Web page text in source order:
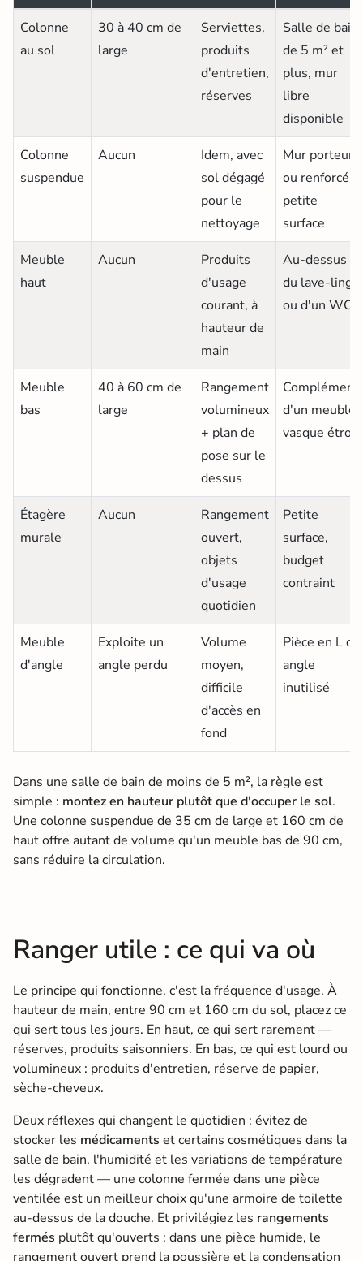
Colonne
au sol
30 à 40 cm de
large
Serviettes,
produits
d'entretien,
réserves
Salle de bain
de 5 m² et
plus, mur
libre
disponible
Colonne
suspendue
Aucun
Idem, avec
sol dégagé
pour le
nettoyage
Mur porteur
ou renforcé,
petite
surface
Meuble
haut
Aucun
Produits
d'usage
courant, à
hauteur de
main
Au-dessus
du lave-linge
ou d'un WC
Meuble
bas
40 à 60 cm de
large
Rangement
volumineux
+ plan de
pose sur le
dessus
Complément
d'un meuble
vasque étroit
Étagère
murale
Aucun
Rangement
ouvert,
objets
d'usage
quotidien
Petite
surface,
budget
contraint
Meuble
d'angle
Exploite un
angle perdu
Volume
moyen,
difficile
d'accès en
fond
Pièce en L ou
angle
inutilisé
Dans une salle de bain de moins de 5 m², la règle est
simple : montez en hauteur plutôt que d'occuper le sol.
Une colonne suspendue de 35 cm de large et 160 cm de
haut offre autant de volume qu'un meuble bas de 90 cm,
sans réduire la circulation.
Ranger utile : ce qui va où
Le principe qui fonctionne, c'est la fréquence d'usage. À
hauteur de main, entre 90 cm et 160 cm du sol, placez ce
qui sert tous les jours. En haut, ce qui sert rarement —
réserves, produits saisonniers. En bas, ce qui est lourd ou
volumineux : produits d'entretien, réserve de papier,
sèche-cheveux.
Deux réflexes qui changent le quotidien : évitez de
stocker les médicaments et certains cosmétiques dans la
salle de bain, l'humidité et les variations de température
les dégradent — une colonne fermée dans une pièce
ventilée est un meilleur choix qu'une armoire de toilette
au-dessus de la douche. Et privilégiez les rangements
fermés plutôt qu'ouverts : dans une pièce humide, le
rangement ouvert prend la poussière et la condensation